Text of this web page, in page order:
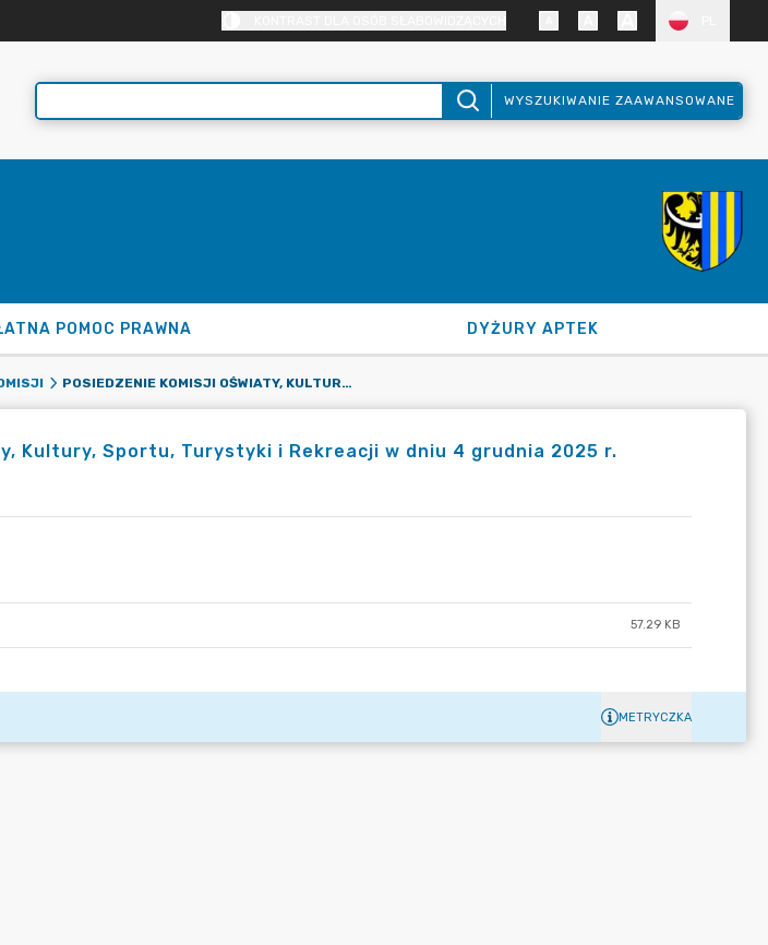
WYSZUKIWANIE ZAAWANSOWANE
POMOC PRAWNA DYŻURY APTEK
POSIEDZENIE KOMISJI OŚWIATY, KULTURY, SPORTU, TURYSTYKI I REKREACJI W DNIU 4 GRUDNIA 2025 R.
Kultury, Sportu, Turystyki i Rekreacji w dniu 4 grudnia 2025 r.
57.29 KB
METRYCZKA